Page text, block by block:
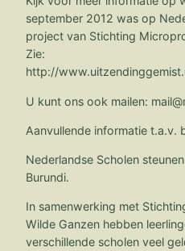
september 2012 was op
project van Stichting
Zie:
http://
U kunt ons ook mailen:
Aanvullende informatie t.a.v.
Nederlandse Scholen
Burundi.
In samenwerking met
Wilde Ganzen hebben
verschillende scholen veel